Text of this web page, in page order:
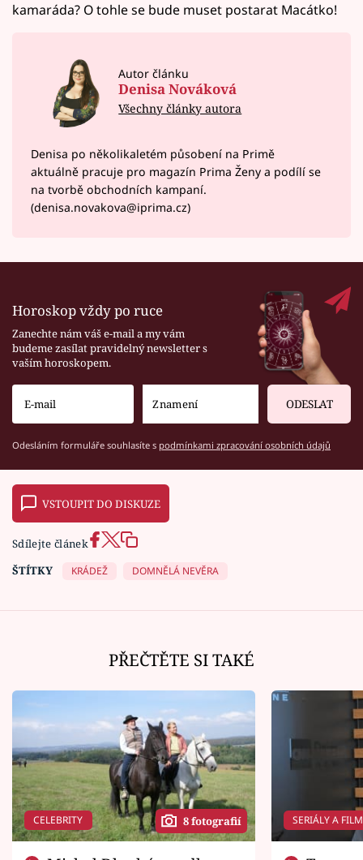
kamaráda? O tohle se bude muset postarat Macátko!
Autor článku
Denisa Nováková
Všechny články autora
Denisa po několikaletém působení na Primě
aktuálně pracuje pro magazín Prima Ženy a podílí se
na tvorbě obchodních kampaní.
(denisa.novakova@iprima.cz)
Horoskop vždy po ruce
Zanechte nám váš e-mail a my vám
budeme zasílat pravidelný newsletter s
vaším horoskopem.
ODESLAT
Odesláním formuláře souhlasíte s podmínkami zpracování osobních údajů
VSTOUPIT DO DISKUZE
Sdílejte článek
ŠTÍTKY
KRÁDEŽ DOMNĚLÁ NEVĚRA
PŘEČTĚTE SI TAKÉ
CELEBRITY 8 fotografií SERIÁLY A